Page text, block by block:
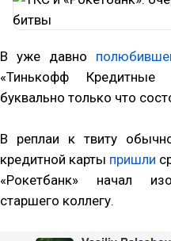
В уже давно
«Тинькофф Кредитные
буквально только что
В реплаи к твиту
кредитной карты пришли
«Рокетбанк» начал
старшего коллегу.